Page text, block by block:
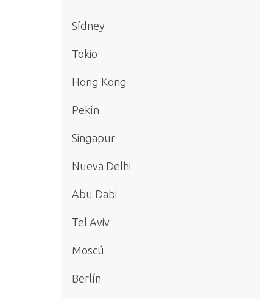
Sídney
Tokio
Hong Kong
Pekín
Singapur
Nueva Delhi
Abu Dabi
Tel Aviv
Moscú
Berlín